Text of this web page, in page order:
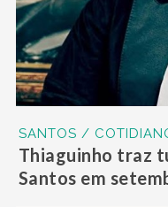
SANTOS /
Thiaguinho traz
Santos em